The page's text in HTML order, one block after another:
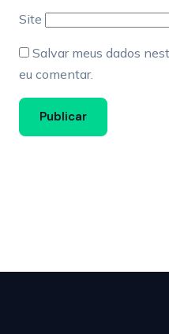
Site
Salvar meus dados
eu comentar.